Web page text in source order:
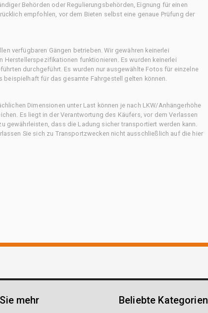
Behörden oder Regulierungsbehörden, Eignung für einen
empfohlen, vor dem Bieten selbst eine genaue Prüfung der
verfügbaren Gängen betrieben. Wir gewähren keinerlei
funktionieren. Es wurden keinerlei
durchgeführt. Es wurden nur ausgewählte Fotos für einzelne
für das gesamte Fahrgestell gelten können.
Dimensionen unter Last können je nach LKW/Anhängerhöhe
Es liegt in der Verantwortung des Käufers, vor dem Verlassen
gewährleisten, dass die Ladung sicher transportiert werden kann.
Sie sich zu Transportzwecken nicht ausschließlich auf die hier
mehr Beliebte Kategorien